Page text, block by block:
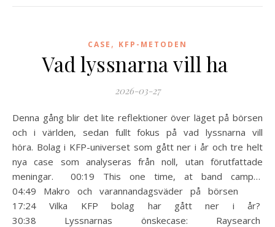
CASE , KFP-METODEN
Vad lyssnarna vill ha
2026-03-27
Denna gång blir det lite reflektioner över läget på börsen
och i världen, sedan fullt fokus på vad lyssnarna vill
höra. Bolag i KFP-universet som gått ner i år och tre helt
nya case som analyseras från noll, utan förutfattade
meningar. 00:19 This one time, at band camp…
04:49 Makro och varannandagsväder på börsen
17:24 Vilka KFP bolag har gått ner i år?
30:38 Lyssnarnas önskecase: Raysearch